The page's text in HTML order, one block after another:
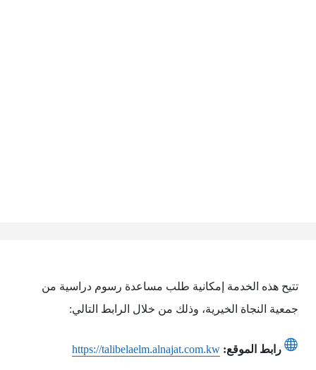
تتيح هذه الخدمة إمكانية طلب مساعدة رسوم دراسية من
جمعية النجاة الخيرية، وذلك من خلال الرابط التالي:
رابط الموقع: https://talibelaelm.alnajat.com.kw